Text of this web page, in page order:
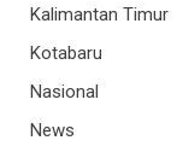
Kalimantan Timur
Kotabaru
Nasional
News